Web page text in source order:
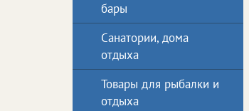
бары
Санатории, дома
отдыха
Товары для рыбалки и
отдыха